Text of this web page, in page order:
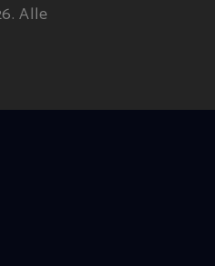
Alle